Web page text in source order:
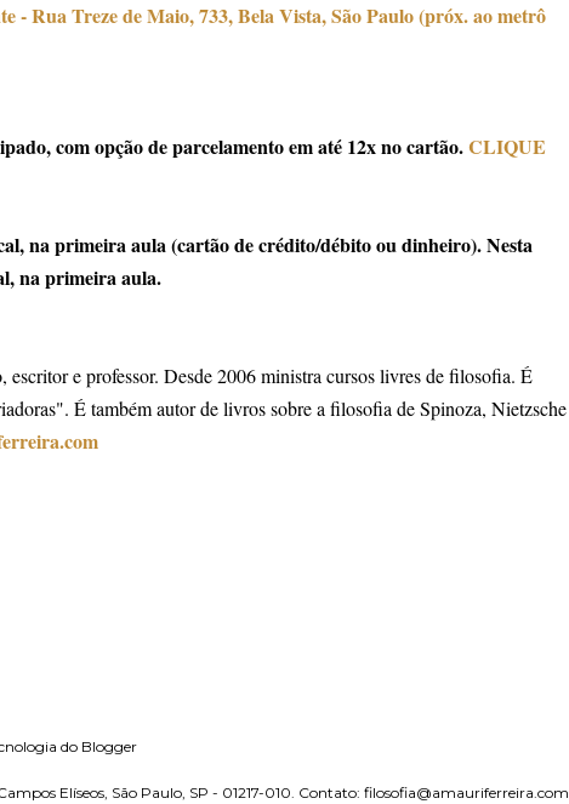
- Rua Treze de Maio, 733, Bela Vista, São Paulo (próx. ao metrô
com opção de parcelamento em até 12x no cartão.CLIQUE
na primeira aula (cartão de crédito/débito ou dinheiro). Nesta
na primeira aula.
e professor. Desde 2006 ministra cursos livres de filosofia. É
É também autor de livros sobre a filosofia de Spinoza, Nietzsche
do Blogger
Elíseos, São Paulo, SP - 01217-010. Contato: filosofia@amauriferreira.com